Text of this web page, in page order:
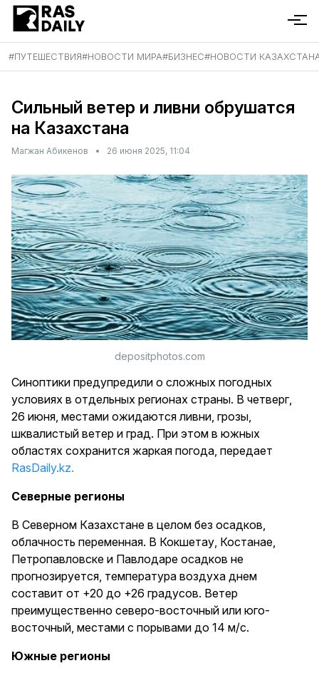
#ПУТЕШЕСТВИЯ#НОВОСТИ МИРА#БИЗНЕС#НОВОСТИ
Сильный ветер и ливни обрушатся
на Казахстана
Магжан Абикенов • 26 июня 2025, 11:04
depositphotos.com
Синоптики предупредили о сложных погодных
условиях в отдельных регионах страны. В четверг,
26 июня, местами ожидаются ливни, грозы,
шквалистый ветер и град. При этом в южных
областях сохранится жаркая погода, передает
RasDaily.kz.
Северные регионы
В Северном Казахстане в целом без осадков,
облачность переменная. В Кокшетау, Костанае,
Петропавловске и Павлодаре осадков не
прогнозируется, температура воздуха днем
составит от +20 до +26 градусов. Ветер
преимущественно северо-восточный или юго-
восточный, местами с порывами до 14 м/с.
Южные регионы